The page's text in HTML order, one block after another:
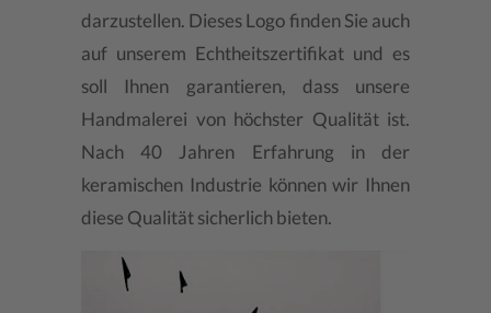
darzustellen. Dieses Logo finden Sie auch
auf unserem Echtheitszertifikat und es
soll Ihnen garantieren, dass unsere
Handmalerei von höchster Qualität ist.
Nach 40 Jahren Erfahrung in der
keramischen Industrie können wir Ihnen
diese Qualität sicherlich bieten.